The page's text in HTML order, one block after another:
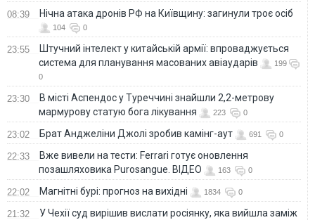
08:39 Нічна атака дронів РФ на Київщину: загинули троє осіб
104 0
23:55
Штучний інтелект у китайській армії: впроваджується
система для планування масованих авіаударів
199
0
23:30
В місті Аспендос у Туреччині знайшли 2,2-метрову
мармурову статую бога лікування
223 0
23:02 Брат Анджеліни Джолі зробив камінг-аут 691 0
22:33
Вже вивели на тести: Ferrari готує оновлення
позашляховика Purosangue. ВІДЕО
163 0
22:02 Магнітні бурі: прогноз на вихідні 1834 0
21:32
У Чехії суд вирішив вислати росіянку, яка вийшла заміж